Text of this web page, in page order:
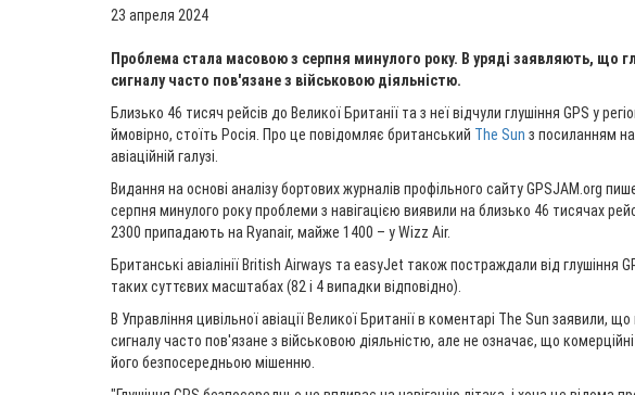
23 апреля 2024
Проблема стала масовою з серпня минулого року. В уряді заявляють, що
сигналу часто пов'язане з військовою діяльністю.
Близько 46 тисяч рейсів до Великої Британії та з неї відчули глушіння GPS у
ймовірно, стоїть Росія. Про це повідомляє британський The Sun з посиланням
авіаційній галузі.
Видання на основі аналізу бортових журналів профільного сайту GPSJAM.org
серпня минулого року проблеми з навігацією виявили на близько 46 тисячах
2300 припадають на Ryanair, майже 1400 – у Wizz Air.
Британські авіалінії British Airways та easyJet також постраждали від глушіння
таких суттєвих масштабах (82 і 4 випадки відповідно).
В Управління цивільної авіації Великої Британії в коментарі The Sun заявили, що
сигналу часто пов'язане з військовою діяльністю, але не означає, що комерційні
його безпосередньою мішенню.